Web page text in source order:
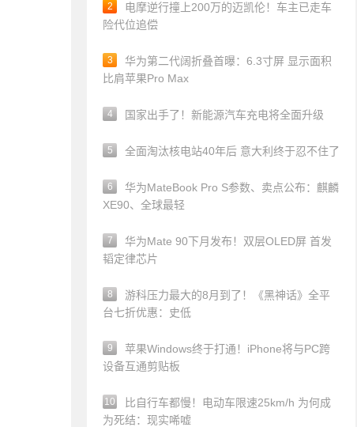
2
电摩逆行撞上200万的迈凯伦！车主已走车
险代位追偿
3
华为第二代阔折叠首曝：6.3寸屏 显示面积
比肩苹果Pro Max
4 国家出手了！新能源汽车充电将全面升级
5 全面淘汰核电站40年后 意大利终于忍不住了
6
华为MateBook Pro S参数、卖点公布：麒麟
XE90、全球最轻
7
华为Mate 90下月发布！双层OLED屏 首发
韬定律芯片
8
游科压力最大的8月到了！《黑神话》全平
台七折优惠：史低
9
苹果Windows终于打通！iPhone将与PC跨
设备互通剪贴板
10
比自行车都慢！电动车限速25km/h 为何成
为死结：现实唏嘘